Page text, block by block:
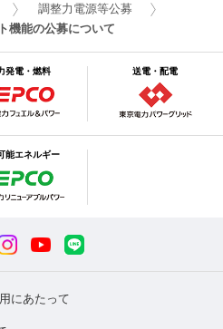
調整力電源等公募
機能の公募について
発電・燃料 送電・配電
能エネルギー
にあたって